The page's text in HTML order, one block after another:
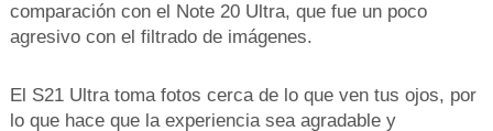
comparación con el Note 20 Ultra, que fue un poco
agresivo con el filtrado de imágenes.
El S21 Ultra toma fotos cerca de lo que ven tus ojos, por
lo que hace que la experiencia sea agradable y